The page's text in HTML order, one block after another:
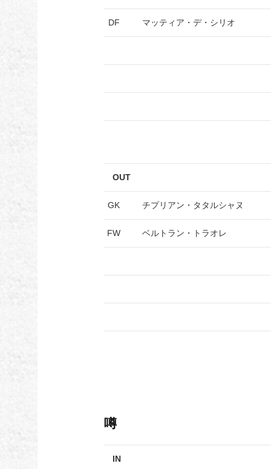
DF マッティア・デ・シリオ
OUT
GK チプリアン・タタルシャヌ
FW ベルトラン・トラオレ
噂
IN